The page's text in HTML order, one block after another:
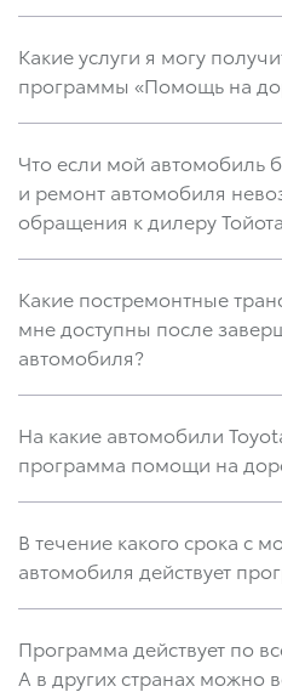
Какие услуги я могу
программы «Помощь на
Что если мой автомобиль
и ремонт автомобиля
обращения к дилеру
Какие постремонтные
мне доступны после
автомобиля?
На какие автомобили
программа помощи на
В течение какого срока с
автомобиля действует
Программа действует по
А в других странах можно